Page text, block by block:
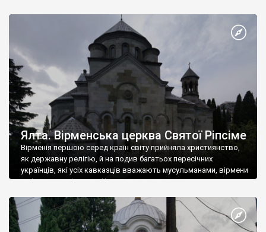
Херсонесі Володимир-язичник, став Василем-християнином.
А потім було Хрещення Русі. На честь Херсонесу Таврійського
Ялта. Вірменська церква Святої Ріпсіме
Вірменія першою серед країн світу прийняла християнство,
як державну релігію, й на подив багатьох пересічних
українців, які усіх кавказців вважають мусульманами, вірмени
є відданими вірянами Христа